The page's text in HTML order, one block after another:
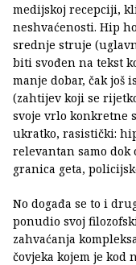
medijskoj recepciji,
neshvaćenosti. Hip
srednje struje
biti svođen na tekst
manje dobar, čak
(zahtijev koji se
svoje vrlo konkretne
ukratko, rasistički:
relevantan samo
granica geta,
No događa se to i
ponudio svoj
zahvaćanja
čovjeka kojem je kod